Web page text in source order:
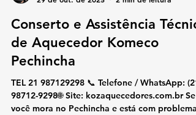
29 de out. de 2025
2 min de leitura
Conserto e Assistência